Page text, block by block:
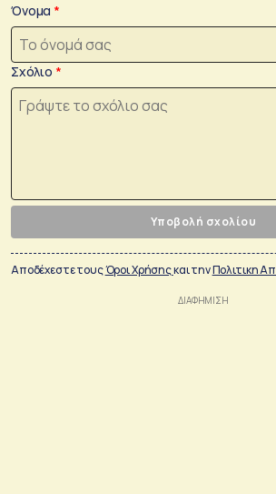
Όνομα
Σχόλιο
Υποβολή σχολίου
Αποδέχεστε τουςΌροι Χρήσηςκαι τηνΠολιτικη